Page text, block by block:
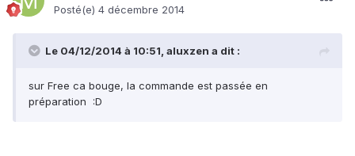
Posté(e) 4 décembre 2014
Le 04/12/2014 à 10:51, aluxzen a dit :
sur Free ca bouge, la commande est passée en
préparation :D